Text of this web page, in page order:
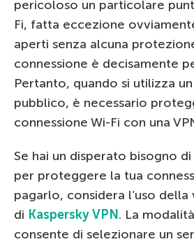
pericoloso un particolare
Fi, fatta eccezione
aperti senza alcuna
connessione è decisamente
Pertanto, quando si utilizza
pubblico, è necessario
connessione Wi-Fi con una
Se hai un disperato bisogno
per proteggere la tua
pagarlo, considera l’uso
di Kaspersky VPN . La
consente di selezionare un